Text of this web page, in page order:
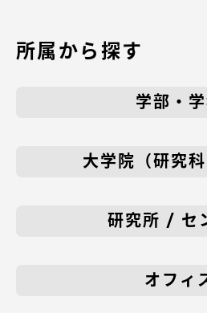
所属から探す
学部・
大学院（研究科
研究所 / セ
オフィ